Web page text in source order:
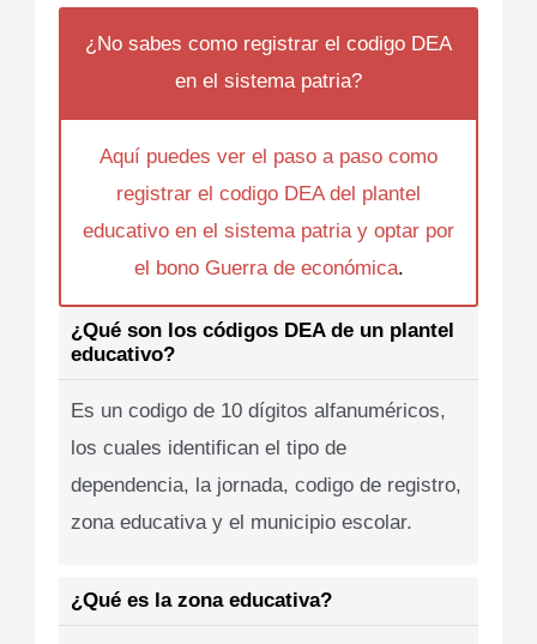
¿No sabes como registrar el codigo DEA
en el sistema patria?
Aquí puedes ver el paso a paso como
registrar el codigo DEA del plantel
educativo en el sistema patria y optar por
el bono Guerra de económica.
¿Qué son los códigos DEA de un plantel
educativo?
Es un codigo de 10 dígitos alfanuméricos,
los cuales identifican el tipo de
dependencia, la jornada, codigo de registro,
zona educativa y el municipio escolar.
¿Qué es la zona educativa?